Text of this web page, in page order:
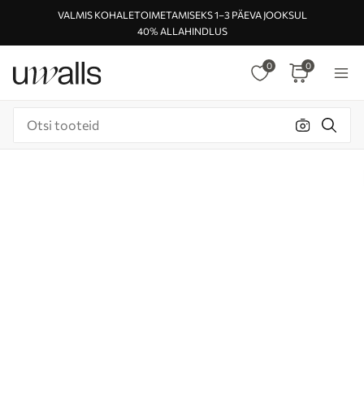
VALMIS KOHALETOIMETAMISEKS 1–3 PÄEVA JOOKSUL
40% ALLAHINDLUS
0 0